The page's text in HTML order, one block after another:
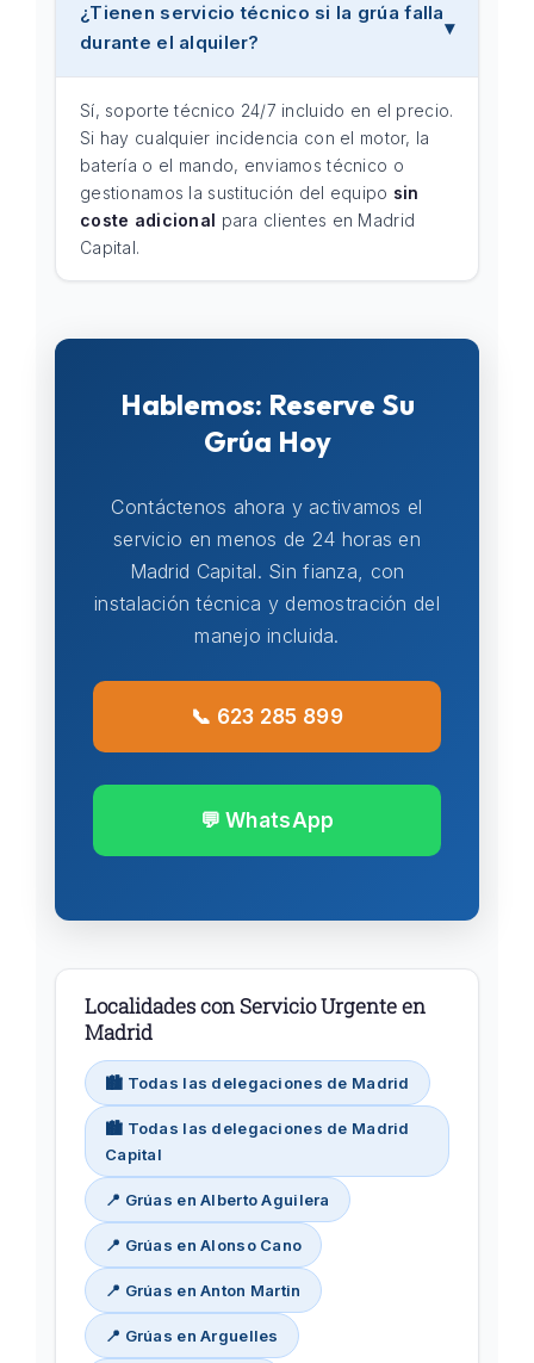
¿Tienen servicio técnico si la grúa falla
durante el alquiler?
Sí, soporte técnico 24/7 incluido en el precio.
Si hay cualquier incidencia con el motor, la
batería o el mando, enviamos técnico o
gestionamos la sustitución del equipo sin
coste adicional para clientes en Madrid
Capital.
Hablemos: Reserve Su
Grúa Hoy
Contáctenos ahora y activamos el
servicio en menos de 24 horas en
Madrid Capital. Sin fianza, con
instalación técnica y demostración del
manejo incluida.
📞 623 285 899
💬 WhatsApp
Localidades con Servicio Urgente en
Madrid
🏙️ Todas las delegaciones de Madrid
🏙️ Todas las delegaciones de Madrid
Capital
📍 Grúas en Alberto Aguilera
📍 Grúas en Alonso Cano
📍 Grúas en Anton Martin
📍 Grúas en Arguelles